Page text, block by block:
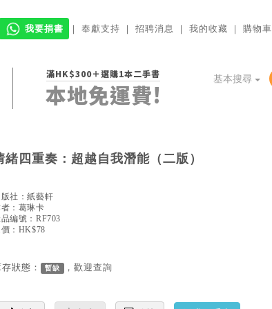
我要捐書 ｜ 奉獻支持 ｜ 招聘消息 ｜ 我的收藏 ｜ 購物車
滿HK$300＋選購1本二手書
本地免運費!
基本搜尋
緒四重奏：超越自我潛能（二版）
社：紙藝軒
： 葛琳卡
編號： RF703
：HK$78
狀態： 暫缺 ，歡迎查詢